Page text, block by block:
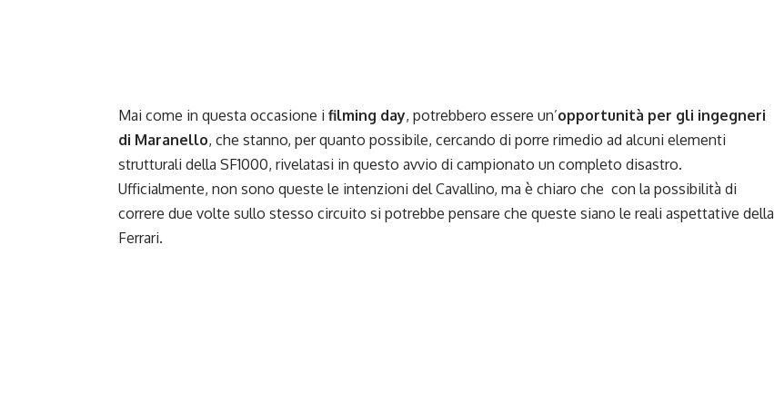
Mai come in questa occasione i filming day, potrebbero essere un’opportunità per gli ingegneri
di Maranello, che stanno, per quanto possibile, cercando di porre rimedio ad alcuni elementi
strutturali della SF1000, rivelatasi in questo avvio di campionato un completo disastro.
Ufficialmente, non sono queste le intenzioni del Cavallino, ma è chiaro che con la possibilità di
correre due volte sullo stesso circuito si potrebbe pensare che queste siano le reali aspettative della
Ferrari.